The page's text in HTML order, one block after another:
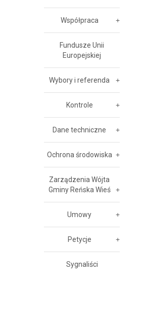
Współpraca
Fundusze Unii
Europejskiej
Wybory i referenda
Kontrole
Dane techniczne
Ochrona środowiska
Zarządzenia Wójta
Gminy Reńska Wieś
Umowy
Petycje
Sygnaliści